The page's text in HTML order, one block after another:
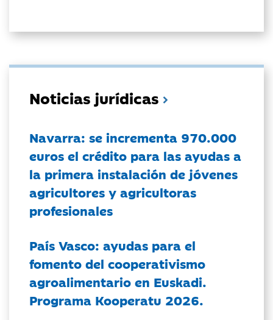
Noticias jurídicas
Navarra: se incrementa 970.000
euros el crédito para las ayudas a
la primera instalación de jóvenes
agricultores y agricultoras
profesionales
País Vasco: ayudas para el
fomento del cooperativismo
agroalimentario en Euskadi.
Programa Kooperatu 2026.